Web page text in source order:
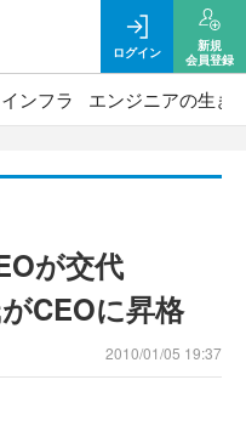
ログイン
新規
会員登録
インフラ エンジニアの生き
が交代
CEOに昇格
2010/01/05 19:37